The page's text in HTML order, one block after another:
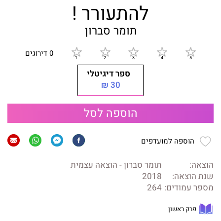
להתעורר !
תומר סברון
0 דירוגים
ספר דיגיטלי
30 ₪
הוספה לסל
הוספה למועדפים
הוצאה:
תומר סברון - הוצאה עצמית
שנת הוצאה:
2018
מספר עמודים: 264
פרק ראשון